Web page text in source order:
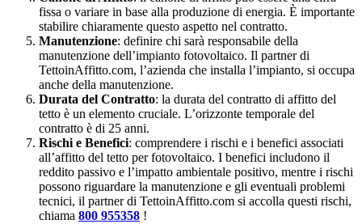
fissa o variare in base alla produzione di energia. È importante
stabilire chiaramente questo aspetto nel contratto.
Manutenzione: definire chi sarà responsabile della
manutenzione dell’impianto fotovoltaico. Il partner di
TettoinAffitto.com, l’azienda che installa l’impianto, si occupa
anche della manutenzione.
Durata del Contratto: la durata del contratto di affitto del
tetto è un elemento cruciale. L’orizzonte temporale del
contratto è di 25 anni.
Rischi e Benefici: comprendere i rischi e i benefici associati
all’affitto del tetto per fotovoltaico. I benefici includono il
reddito passivo e l’impatto ambientale positivo, mentre i rischi
possono riguardare la manutenzione e gli eventuali problemi
tecnici, il partner di TettoinAffitto.com si accolla questi rischi,
chiama 800 955358 !